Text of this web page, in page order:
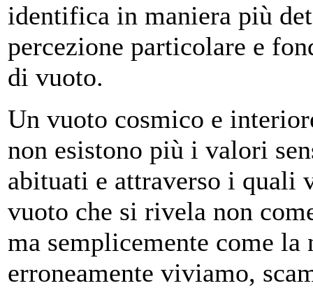
identifica in maniera più
percezione particolare e
di vuoto.
Un vuoto cosmico e
non esistono più i valori
abituati e attraverso i
vuoto che si rivela non
ma semplicemente come la
erroneamente viviamo,